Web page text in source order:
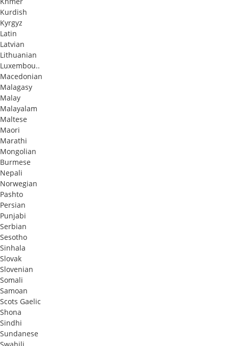
Kurdish
Kyrgyz
Latin
Latvian
Lithuanian
Luxembou..
Macedonian
Malagasy
Malay
Malayalam
Maltese
Maori
Marathi
Mongolian
Burmese
Nepali
Norwegian
Pashto
Persian
Punjabi
Serbian
Sesotho
Sinhala
Slovak
Slovenian
Somali
Samoan
Scots Gaelic
Shona
Sindhi
Sundanese